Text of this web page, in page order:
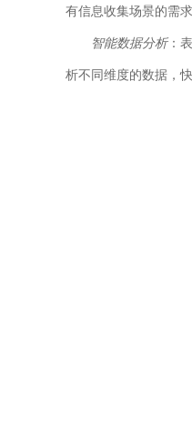
有信息收集场景的需
智能数据分析：
析不同维度的数据，